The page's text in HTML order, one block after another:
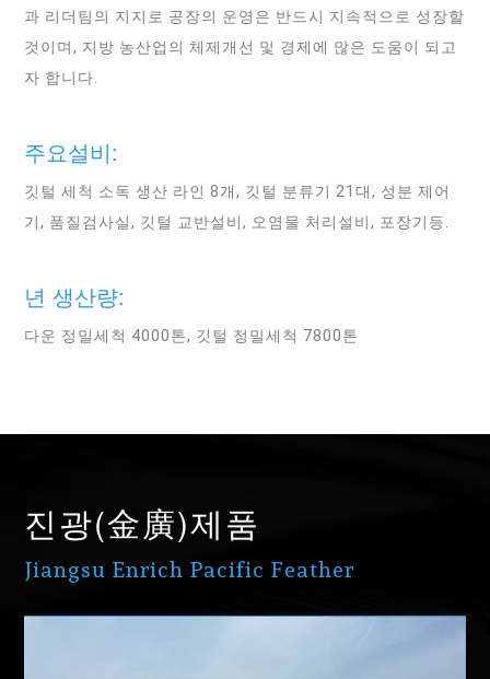
과 리더팀의 지지로 공장의 운영은 반드시 지속적으로 성장할
것이며, 지방 농산업의 체제개선 및 경제에 많은 도움이 되고
자 합니다.
주요설비:
깃털 세척 소독 생산 라인 8개, 깃털 분류기 21대, 성분 제어
기, 품질검사실, 깃털 교반설비, 오염물 처리설비, 포장기등.
년 생산량:
다운 정밀세척 4000톤, 깃털 정밀세척 7800톤
진광(金廣)제품
Jiangsu Enrich Pacific Feather